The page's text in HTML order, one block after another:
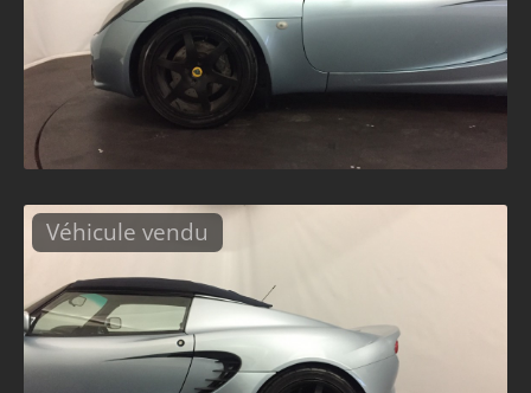
Véhicule vendu